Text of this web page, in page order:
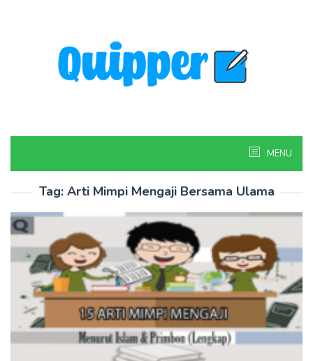
MENU
Tag: Arti Mimpi Mengaji Bersama Ulama